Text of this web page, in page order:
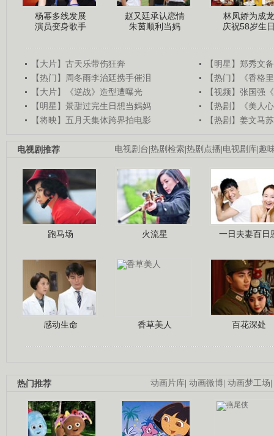
杨幂多线发展
演员变身歌手
赵又廷承认恋情
朱茵顺利当妈
林凤娇为成龙
庆祝58岁生
【大片】古天乐带伤狂奔
【明星】郑秀文
【热门】周冬雨李治廷携手催泪
【热门】《香格
【大片】《逆战》造型遭曝光
【视频】张国强
【明星】景甜过完生日想当妈妈
【热剧】《美人
【将映】五月天集体跨界拍电影
【热剧】姜文马
电视剧台|热剧检索|热剧点播|电视剧库|趣
电视剧推荐
跑马场 火流星 一日夫妻百日
感动生命 香草美人 百花深处
动画片库| 动画微博| 动画梦工场|
热门推荐